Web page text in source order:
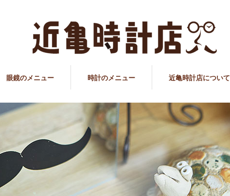
眼鏡のメニュー 時計のメニュー 近亀時計店について